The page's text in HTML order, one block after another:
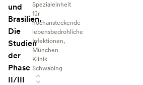
und
Brasilien.
Die
Studien
der
Phase
II/III
Spezialeinheit
für
hochansteckende
lebensbedrohliche
Infektionen,
München
Klinik
Schwabing